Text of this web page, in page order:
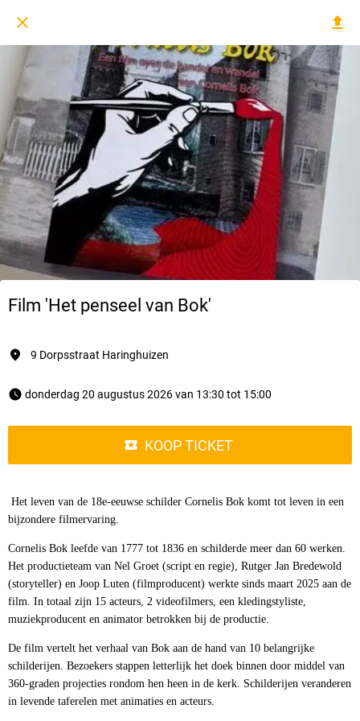
Film 'Het penseel van Bok'
9 Dorpsstraat Haringhuizen
donderdag 20 augustus 2026 van 13:30 tot 15:00
KOOP TICKET
Het leven van de 18e-eeuwse schilder Cornelis Bok komt tot leven in een
bijzondere filmervaring.
Cornelis Bok leefde van 1777 tot 1836 en schilderde meer dan 60 werken.
Het productieteam van Nel Groet (script en regie), Rutger Jan Bredewold
(storyteller) en Joop Luten (filmproducent) werkte sinds maart 2025 aan de
film. In totaal zijn 15 acteurs, 2 videofilmers, een kledingstyliste,
muziekproducent en animator betrokken bij de productie.
De film vertelt het verhaal van Bok aan de hand van 10 belangrijke
schilderijen. Bezoekers stappen letterlijk het doek binnen door middel van
360-graden projecties rondom hen heen in de kerk. Schilderijen veranderen
in levende taferelen met animaties en acteurs.